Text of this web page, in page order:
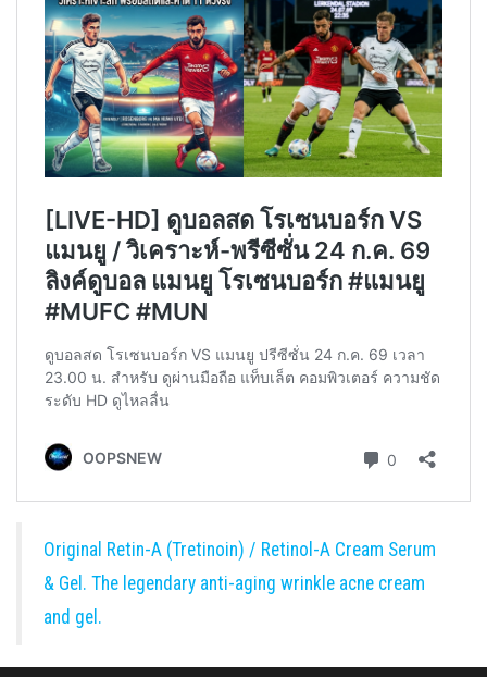
Original Retin-A (Tretinoin) / Retinol-A Cream Serum
& Gel. The legendary anti-aging wrinkle acne cream
and gel.